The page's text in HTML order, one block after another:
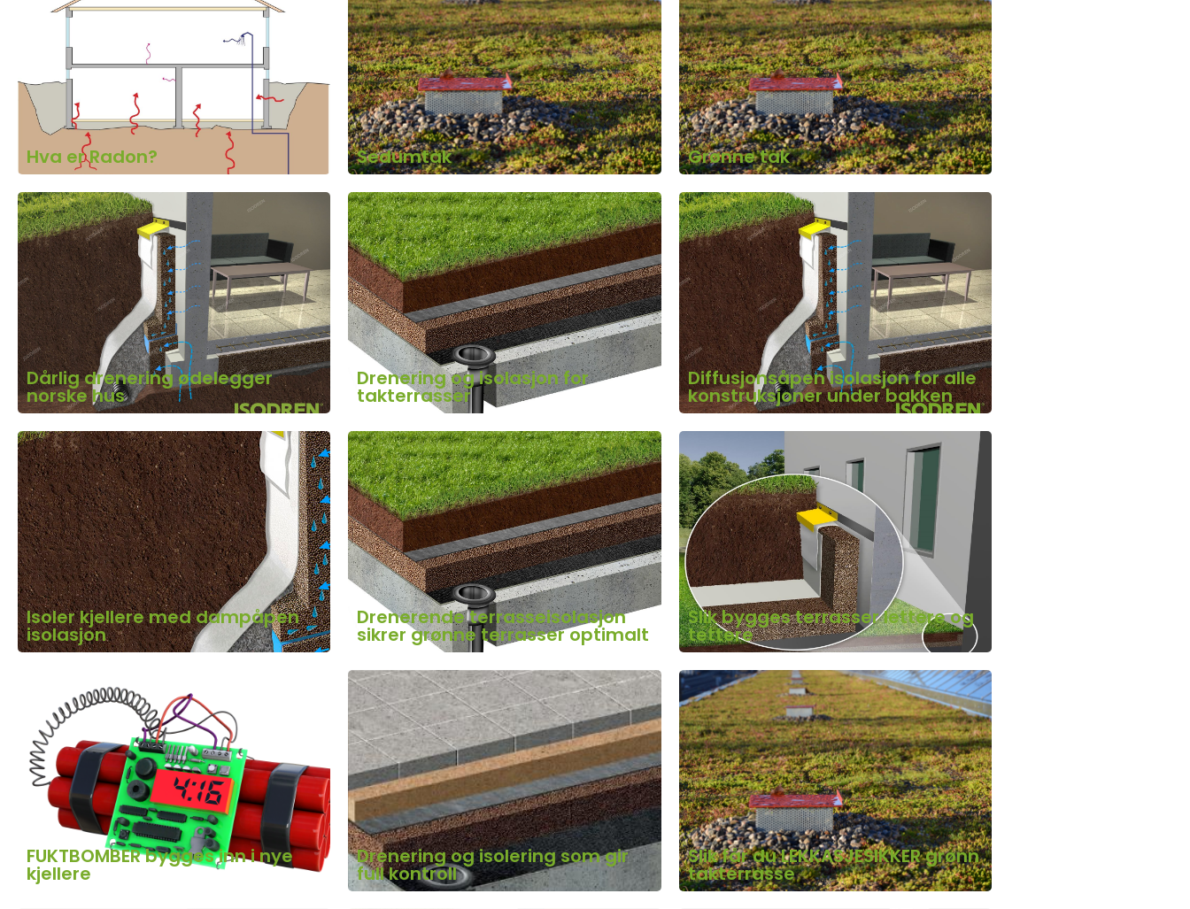
Hva er Radon? Sedumtak Grønne tak
Dårlig drenering ødelegger
norske hus
Drenering og isolasjon for
takterrasser
Diffusjonsåpen isolasjon for alle
konstruksjoner under bakken
Isoler kjellere med dampåpen
isolasjon
Drenerende terrasseisolasjon
sikrer grønne terrasser optimalt
Slik bygges terrasser lettere og
tettere
FUKTBOMBER bygges inn i nye
kjellere
Drenering og isolering som gir
full kontroll
Slik får du LEKKASJESIKKER grønn
takterrasse